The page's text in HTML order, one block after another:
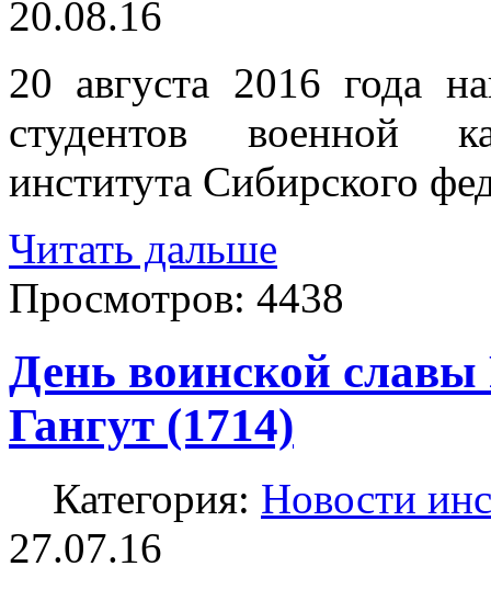
20.08.16
20 августа 2016 года
студентов военной
института Сибирского
Читать дальше
Просмотров: 4438
День воинской
Гангут (1714)
Категория: Новости
27.07.16